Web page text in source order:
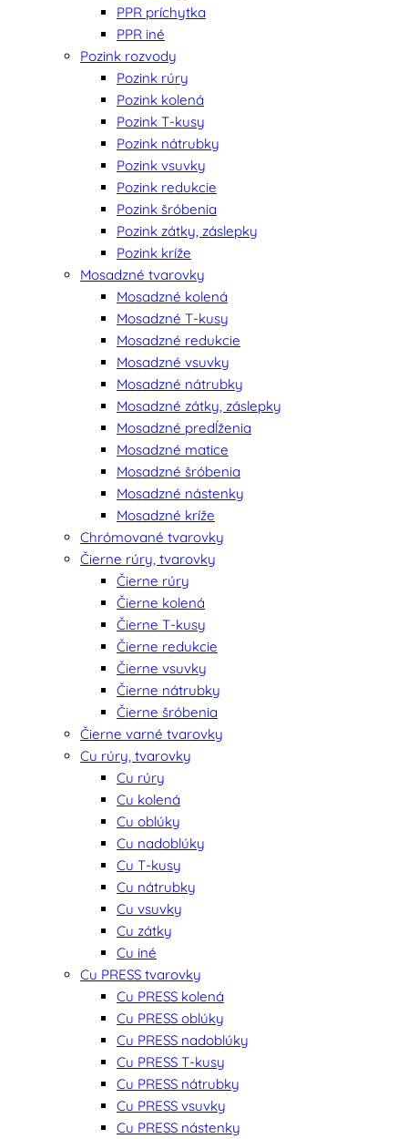
PPR príchytka
PPR iné
Pozink rozvody
Pozink rúry
Pozink kolená
Pozink T-kusy
Pozink nátrubky
Pozink vsuvky
Pozink redukcie
Pozink šróbenia
Pozink zátky, záslepky
Pozink kríže
Mosadzné tvarovky
Mosadzné kolená
Mosadzné T-kusy
Mosadzné redukcie
Mosadzné vsuvky
Mosadzné nátrubky
Mosadzné zátky, záslepky
Mosadzné predĺženia
Mosadzné matice
Mosadzné šróbenia
Mosadzné nástenky
Mosadzné kríže
Chrómované tvarovky
Čierne rúry, tvarovky
Čierne rúry
Čierne kolená
Čierne T-kusy
Čierne redukcie
Čierne vsuvky
Čierne nátrubky
Čierne šróbenia
Čierne varné tvarovky
Cu rúry, tvarovky
Cu rúry
Cu kolená
Cu oblúky
Cu nadoblúky
Cu T-kusy
Cu nátrubky
Cu vsuvky
Cu zátky
Cu iné
Cu PRESS tvarovky
Cu PRESS kolená
Cu PRESS oblúky
Cu PRESS nadoblúky
Cu PRESS T-kusy
Cu PRESS nátrubky
Cu PRESS vsuvky
Cu PRESS nástenky